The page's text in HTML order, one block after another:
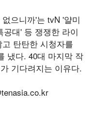
으니까'는 tvN '얄미
공대' 등 쟁쟁한 라이
탄탄한 시청자를
냈다. 40대 마지막 작
기다려지는 이유다.